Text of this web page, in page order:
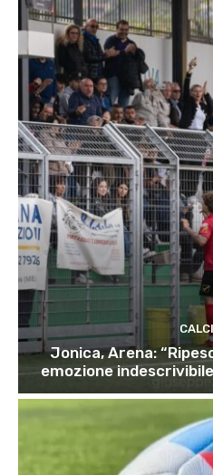
Jonica, Arena:
emozione